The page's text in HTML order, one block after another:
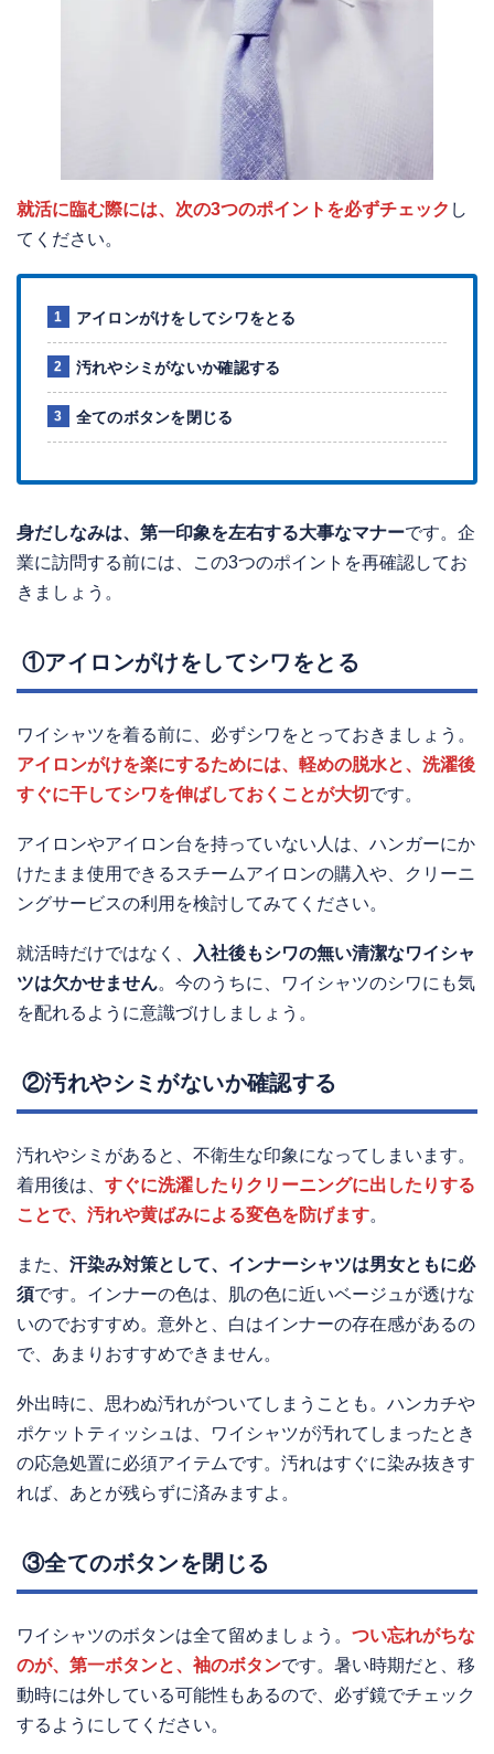
就活に臨む際には、次の3つのポイントを必ずチェック し
てください。
アイロンがけをしてシワをとる
汚れやシミがないか確認する
全てのボタンを閉じる
身だしなみは、第一印象を左右する大事なマナーです。企
業に訪問する前には、この3つのポイントを再確認してお
きましょう。
①アイロンがけをしてシワをとる
ワイシャツを着る前に、必ずシワをとっておきましょう。
アイロンがけを楽にするためには、軽めの脱水と、洗濯後
すぐに干してシワを伸ばしておくことが大切 です。
アイロンやアイロン台を持っていない人は、ハンガーにか
けたまま使用できるスチームアイロンの購入や、クリーニ
ングサービスの利用を検討してみてください。
就活時だけではなく、
入社後もシワの無い清潔なワイシャ
ツは欠かせません。今のうちに、ワイシャツのシワにも気
を配れるように意識づけしましょう。
②汚れやシミがないか確認する
汚れやシミがあると、不衛生な印象になってしまいます。
着用後は、 すぐに洗濯したりクリーニングに出したりする
ことで、汚れや黄ばみによる変色を防げます。
また、 汗染み対策として、インナーシャツは男女ともに必
須です。インナーの色は、肌の色に近いベージュが透けな
いのでおすすめ。意外と、白はインナーの存在感があるの
で、あまりおすすめできません。
外出時に、思わぬ汚れがついてしまうことも。ハンカチや
ポケットティッシュは、ワイシャツが汚れてしまったとき
の応急処置に必須アイテムです。汚れはすぐに染み抜きす
れば、あとが残らずに済みますよ。
③全てのボタンを閉じる
ワイシャツのボタンは全て留めましょう。 つい忘れがちな
のが、第一ボタンと、袖のボタンです。暑い時期だと、移
動時には外している可能性もあるので、必ず鏡でチェック
するようにしてください。